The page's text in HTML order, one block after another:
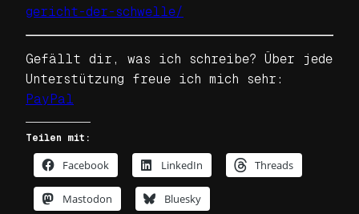
gericht-der-schwelle/
Gefällt dir, was ich schreibe? Über jede
Unterstützung freue ich mich sehr:
PayPal
Teilen mit:
Facebook LinkedIn Threads
Mastodon Bluesky